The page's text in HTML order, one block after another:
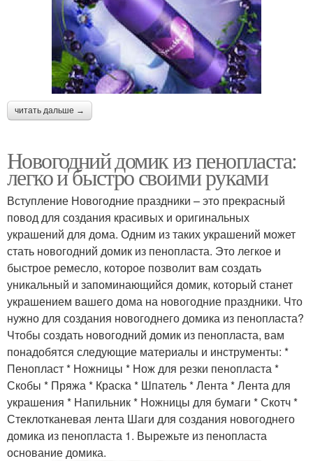
читать дальше →
Новогодний домик из пенопласта:
легко и быстро своими руками
Вступление Новогодние праздники – это прекрасный
повод для создания красивых и оригинальных
украшений для дома. Одним из таких украшений может
стать новогодний домик из пенопласта. Это легкое и
быстрое ремесло, которое позволит вам создать
уникальный и запоминающийся домик, который станет
украшением вашего дома на новогодние праздники. Что
нужно для создания новогоднего домика из пенопласта?
Чтобы создать новогодний домик из пенопласта, вам
понадобятся следующие материалы и инструменты: *
Пенопласт * Ножницы * Нож для резки пенопласта *
Скобы * Пряжа * Краска * Шпатель * Лента * Лента для
украшения * Напильник * Ножницы для бумаги * Скотч *
Стеклотканевая лента Шаги для создания новогоднего
домика из пенопласта 1. Вырежьте из пенопласта
основание домика.